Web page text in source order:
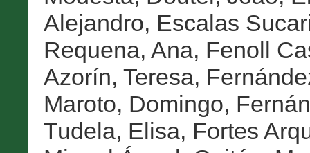
Alejandro, Escalas
Requena, Ana, Fenoll
Azorín, Teresa,
Maroto, Domingo,
Tudela, Elisa, Fortes